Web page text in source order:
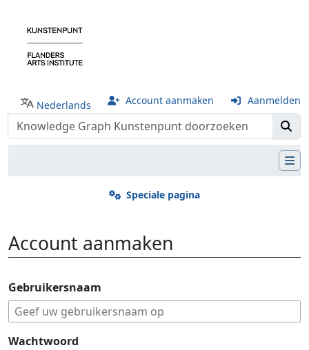
Nederlands Account aanmaken Aanmelden
Speciale pagina
Account aanmaken
Gebruikersnaam
Wachtwoord